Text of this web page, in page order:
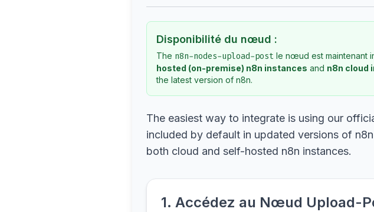
Disponibilité du nœud :
The n8n-nodes-upload-post le nœud est maintenant
hosted (on-premise) n8n instances and n8n cloud
the latest version of n8n.
The easiest way to integrate is using our
included by default in updated versions of
both cloud and self-hosted n8n instances.
1. Accédez au Nœud Upload-